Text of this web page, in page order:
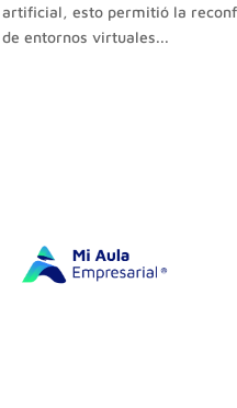
artificial, esto permitió la
de entornos virtuales...